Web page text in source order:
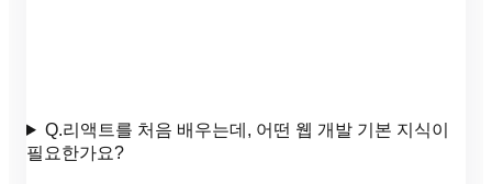
Q.리액트를 처음 배우는데, 어떤 웹 개발 기본 지식이
필요한가요?